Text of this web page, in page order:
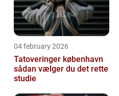
04 february 2026
Tatoveringer københavn
sådan vælger du det rette
studie